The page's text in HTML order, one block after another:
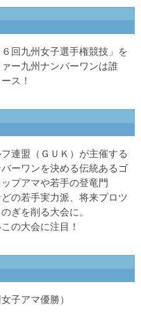
回九州女子選手権競技」を
ー九州ナンバーワンは誰
ス！
連盟（ＧＵＫ）が主催する
ーワンを決める伝統あるゴ
プアマや若手の登竜門
の若手実力派、将来プロツ
ぎを削る大会に。
の大会に注目！
子アマ優勝）